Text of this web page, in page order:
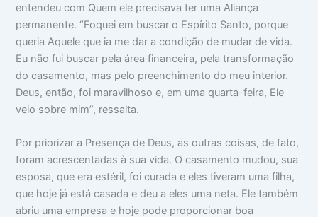
entendeu com Quem ele precisava ter uma Aliança
permanente. “Foquei em buscar o Espírito Santo, porque
queria Aquele que ia me dar a condição de mudar de vida.
Eu não fui buscar pela área financeira, pela transformação
do casamento, mas pelo preenchimento do meu interior.
Deus, então, foi maravilhoso e, em uma quarta-feira, Ele
veio sobre mim”, ressalta.
Por priorizar a Presença de Deus, as outras coisas, de fato,
foram acrescentadas à sua vida. O casamento mudou, sua
esposa, que era estéril, foi curada e eles tiveram uma filha,
que hoje já está casada e deu a eles uma neta. Ele também
abriu uma empresa e hoje pode proporcionar boa